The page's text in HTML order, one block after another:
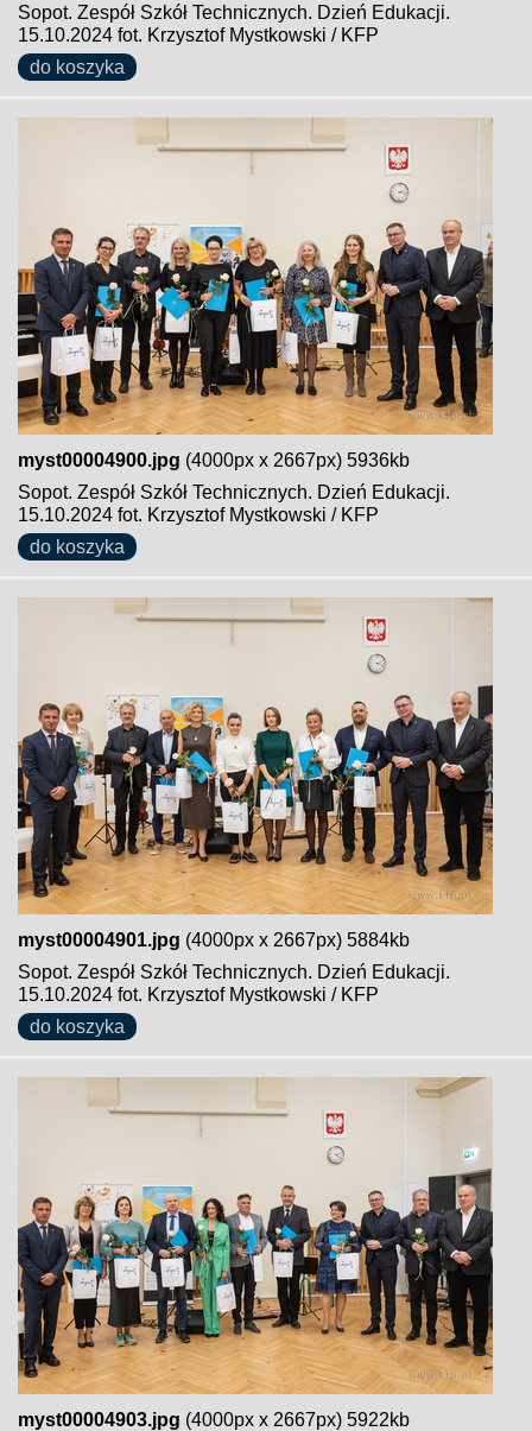
Sopot. Zespół Szkół Technicznych. Dzień Edukacji.
15.10.2024 fot. Krzysztof Mystkowski / KFP
do koszyka
myst00004900.jpg (4000px x 2667px) 5936kb
Sopot. Zespół Szkół Technicznych. Dzień Edukacji.
15.10.2024 fot. Krzysztof Mystkowski / KFP
do koszyka
myst00004901.jpg (4000px x 2667px) 5884kb
Sopot. Zespół Szkół Technicznych. Dzień Edukacji.
15.10.2024 fot. Krzysztof Mystkowski / KFP
do koszyka
myst00004903.jpg (4000px x 2667px) 5922kb